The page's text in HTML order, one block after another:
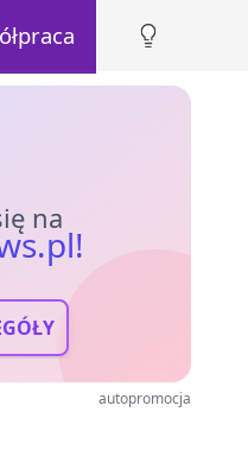
na
autopromocja